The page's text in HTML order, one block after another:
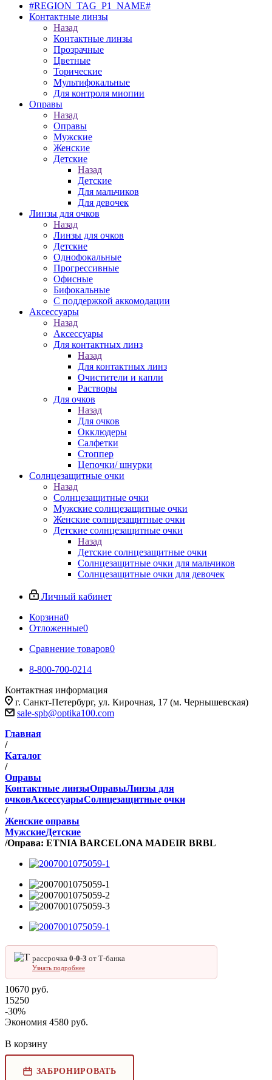
#REGION_TAG_P1_NAME#
Контактные линзы
Назад
Контактные линзы
Прозрачные
Цветные
Торические
Мультифокальные
Для контроля миопии
Оправы
Назад
Оправы
Мужские
Женские
Детские
Назад
Детские
Для мальчиков
Для девочек
Линзы для очков
Назад
Линзы для очков
Детские
Однофокальные
Прогрессивные
Офисные
Бифокальные
С поддержкой аккомодации
Аксессуары
Назад
Аксессуары
Для контактных линз
Назад
Для контактных линз
Очистители и капли
Растворы
Для очков
Назад
Для очков
Окклюдеры
Салфетки
Стоппер
Цепочки/ шнурки
Солнцезащитные очки
Назад
Солнцезащитные очки
Мужские солнцезащитные очки
Женские солнцезащитные очки
Детские солнцезащитные очки
Назад
Детские солнцезащитные очки
Солнцезащитные очки для мальчиков
Солнцезащитные очки для девочек
Личный кабинет
Корзина0
Отложенные0
Сравнение товаров0
8-800-700-0214
Контактная информация
г. Санкт-Петербург, ул. Кирочная, 17 (м. Чернышевская)
sale-spb@optika100.com
Главная
/
Каталог
/
Оправы
Контактные линзыОправыЛинзы для
очковАксессуарыСолнцезащитные очки
/
Женские оправы
МужскиеДетские
/Оправа: ETNIA BARCELONA MADEIR BRBL
рассрочка 0‑0‑3 от Т‑банка
Узнать подробнее
10670 руб.
15250
-30%
Экономия 4580 руб.
В корзину
ЗАБРОНИРОВАТЬ